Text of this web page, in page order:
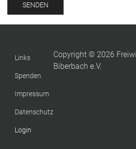
SENDEN
Links
Spenden
Impressum
Datenschutz
Login
Copyright © 2026
Biberbach e.V.